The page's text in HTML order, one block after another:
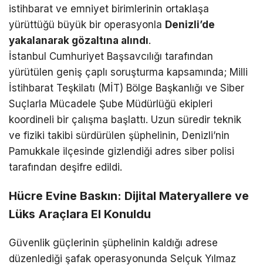
istihbarat ve emniyet birimlerinin ortaklaşa
yürüttüğü büyük bir operasyonla Denizli’de
yakalanarak gözaltına alındı.
İstanbul Cumhuriyet Başsavcılığı tarafından
yürütülen geniş çaplı soruşturma kapsamında; Milli
İstihbarat Teşkilatı (MİT) Bölge Başkanlığı ve Siber
Suçlarla Mücadele Şube Müdürlüğü ekipleri
koordineli bir çalışma başlattı. Uzun süredir teknik
ve fiziki takibi sürdürülen şüphelinin, Denizli’nin
Pamukkale ilçesinde gizlendiği adres siber polisi
tarafından deşifre edildi.
Hücre Evine Baskın: Dijital Materyallere ve
Lüks Araçlara El Konuldu
Güvenlik güçlerinin şüphelinin kaldığı adrese
düzenlediği şafak operasyonunda Selçuk Yılmaz